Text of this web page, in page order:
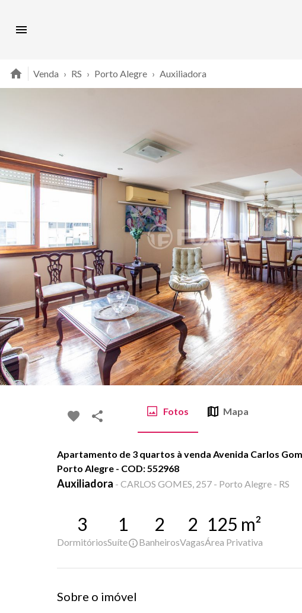
Venda › RS › Porto Alegre › Auxiliadora
Fotos Mapa
Apartamento de 3 quartos à venda Avenida Carlos
Porto Alegre - COD: 552968
Auxiliadora - CARLOS GOMES, 257 - Porto Alegre - RS
3
Dormitórios
1
Suíte
2
Banheiros
2
Vagas
125 m²
Área Privativa
Sobre o imóvel